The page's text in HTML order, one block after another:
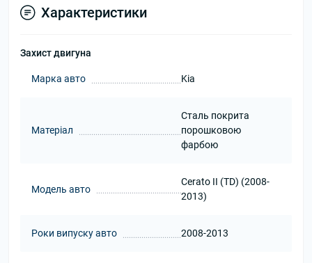
Характеристики
Захист двигуна
Марка авто Kia
Матеріал
Сталь покрита
порошковою
фарбою
Модель авто
Cerato II (TD) (2008-
2013)
Роки випуску авто 2008-2013